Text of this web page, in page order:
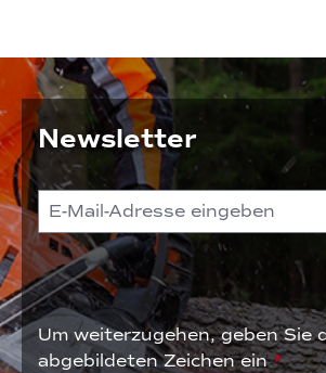
Newsletter
Um weiterzugehen, geben Sie
abgebildeten Zeichen ein*